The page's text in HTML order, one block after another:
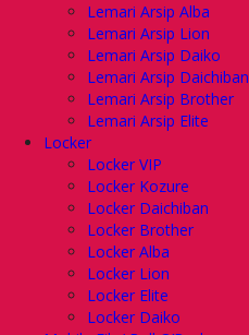
Lemari Arsip Alba
Lemari Arsip Lion
Lemari Arsip Daiko
Lemari Arsip Daichiban
Lemari Arsip Brother
Lemari Arsip Elite
Locker
Locker VIP
Locker Kozure
Locker Daichiban
Locker Brother
Locker Alba
Locker Lion
Locker Elite
Locker Daiko